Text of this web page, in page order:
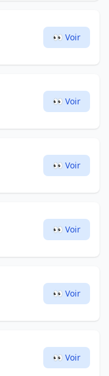
👀 Voir
👀 Voir
👀 Voir
👀 Voir
👀 Voir
👀 Voir